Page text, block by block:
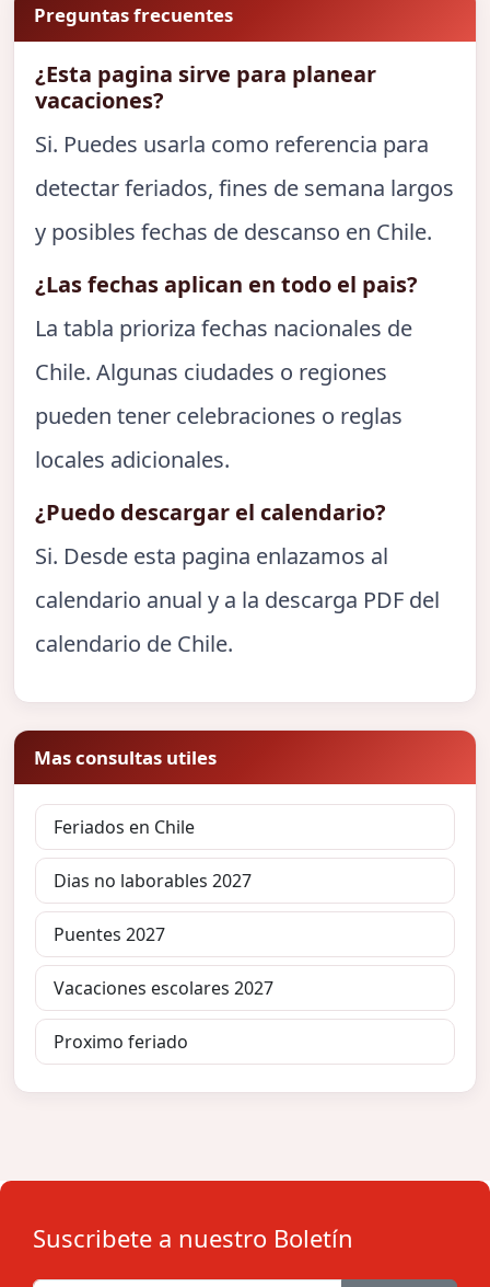
Preguntas frecuentes
¿Esta pagina sirve para planear
vacaciones?
Si. Puedes usarla como referencia para
detectar feriados, fines de semana largos
y posibles fechas de descanso en Chile.
¿Las fechas aplican en todo el pais?
La tabla prioriza fechas nacionales de
Chile. Algunas ciudades o regiones
pueden tener celebraciones o reglas
locales adicionales.
¿Puedo descargar el calendario?
Si. Desde esta pagina enlazamos al
calendario anual y a la descarga PDF del
calendario de Chile.
Mas consultas utiles
Feriados en Chile
Dias no laborables 2027
Puentes 2027
Vacaciones escolares 2027
Proximo feriado
Suscribete a nuestro Boletín